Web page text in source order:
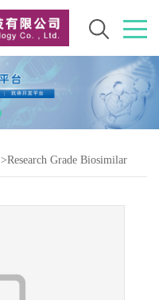
>Research Grade Biosimilar